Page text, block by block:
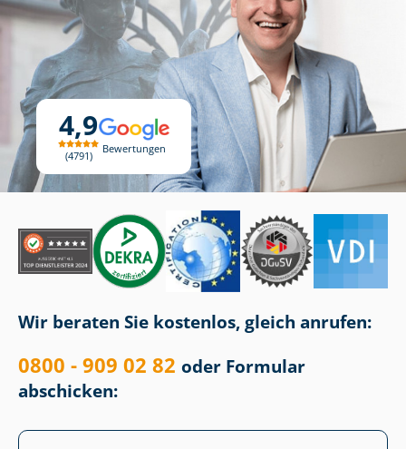
4,9
4791
Bewertungen
Wir beraten Sie kostenlos, gleich anrufen:
0800 - 909 02 82 oder Formular
abschicken: